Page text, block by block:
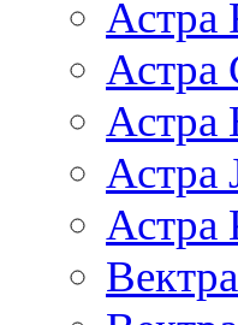
Астра
Астра
Астра
Астра
Астра